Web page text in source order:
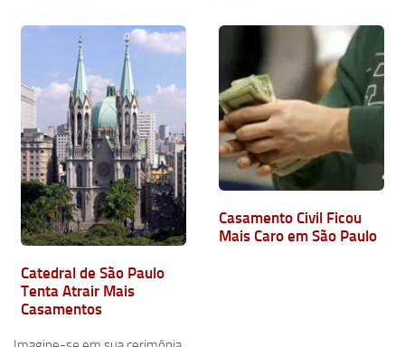
Catedral de São Paulo
Tenta Atrair Mais
Casamentos
Casamento Civil Ficou
Mais Caro em São Paulo